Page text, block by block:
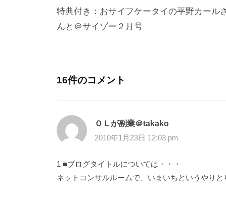
特典付き：おサイフケータイの平野カール
んと＠サイゾー２月号
16件のコメント
ＯＬが副業＠takako
2010年1月23日 12:03 pm
1 ■ブログタイトルについては・・・
ネットコンサルルームで、いまいちというやりと